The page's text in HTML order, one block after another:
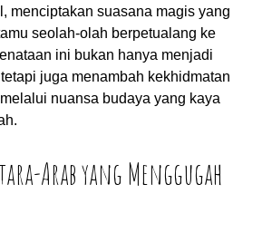
menciptakan suasana magis yang
seolah-olah berpetualang ke
ini bukan hanya menjadi
juga menambah kekhidmatan
nuansa budaya yang kaya
Arab yang Menggugah